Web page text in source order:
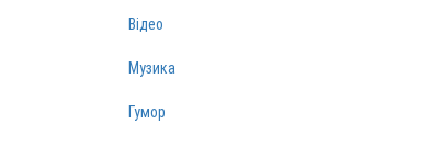
Відео
Музика
Гумор